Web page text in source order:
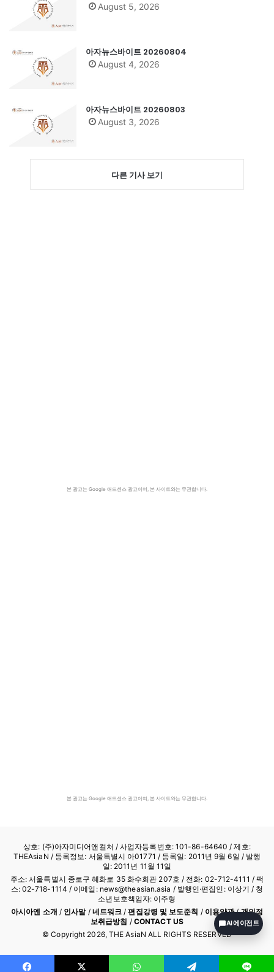
August 5, 2026
아자뉴스바이트 20260804
August 4, 2026
아자뉴스바이트 20260803
August 3, 2026
다른 기사 보기
본 광고는 Google 애드센스 광고이며, 본 사이트와는 무관합니다.
본 광고는 Google 애드센스 광고이며, 본 사이트와는 무관합니다.
상호: (주)아자미디어앤컬처 /사업자등록번호: 101-86-64640 / 제호:
THEAsiaN / 등록정보: 서울특별시 아01771 / 등록일: 2011년 9월 6일 / 발행
일: 2011년 11월 11일
주소: 서울특별시 종로구 혜화로 35 화수회관 207호 / 전화: 02-712-4111 / 팩
스: 02-718-1114 / 이메일: news@theasian.asia / 발행인·편집인: 이상기 / 청
소년보호책임자: 이주형
아시아엔 소개 / 인사말/ 네트워크 /편집강령 및 보도준칙 / 이용약관/개인정
보취급방침 / CONTACT US
© Copyright 2026, THE AsiaN ALL RIGHTS RESERVED
AI 에이전트